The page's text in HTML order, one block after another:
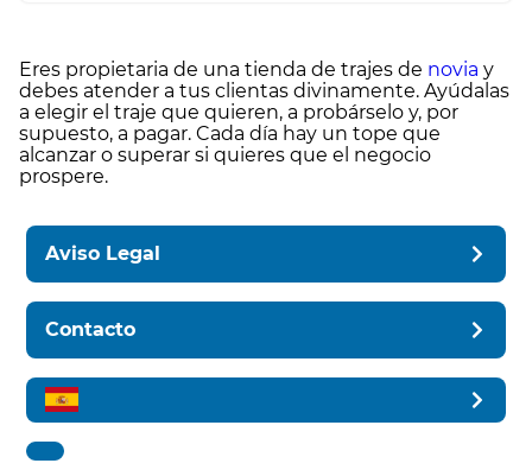
Eres propietaria de una tienda de trajes de novia y
debes atender a tus clientas divinamente. Ayúdalas
a elegir el traje que quieren, a probárselo y, por
supuesto, a pagar. Cada día hay un tope que
alcanzar o superar si quieres que el negocio
prospere.
Aviso Legal
Contacto